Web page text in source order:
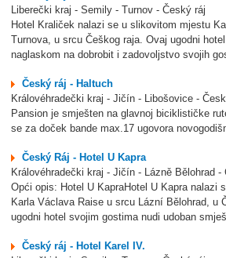
Liberečki kraj - Semily - Turnov - Český ráj
Hotel Kraliček nalazi se u slikovitom mjestu
Turnova, u srcu Češkog raja. Ovaj ugodni
naglaskom na dobrobit i zadovoljstvo svojih
Český ráj - Haltuch
Královéhradečki kraj - Jičín - Libošovice -
Pansion je smješten na glavnoj biciklističke
se za doček bande max.17 ugovora
Český Ráj - Hotel U Kapra
Královéhradečki kraj - Jičín - Lázně Bělohrad -
Opći opis: Hotel U KapraHotel U Kapra nalazi
Karla Václava Raise u srcu Lázní Bělohrad, u
ugodni hotel svojim gostima nudi udoban
Český ráj - Hotel Karel IV.